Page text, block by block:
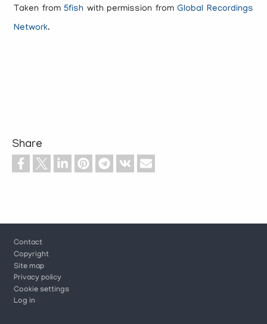
Taken from5fish with permission fromGlobal Recordings
Network.
Share
Footer
Contact
Copyright
Site map
Privacy policy
Cookie settings
Log in